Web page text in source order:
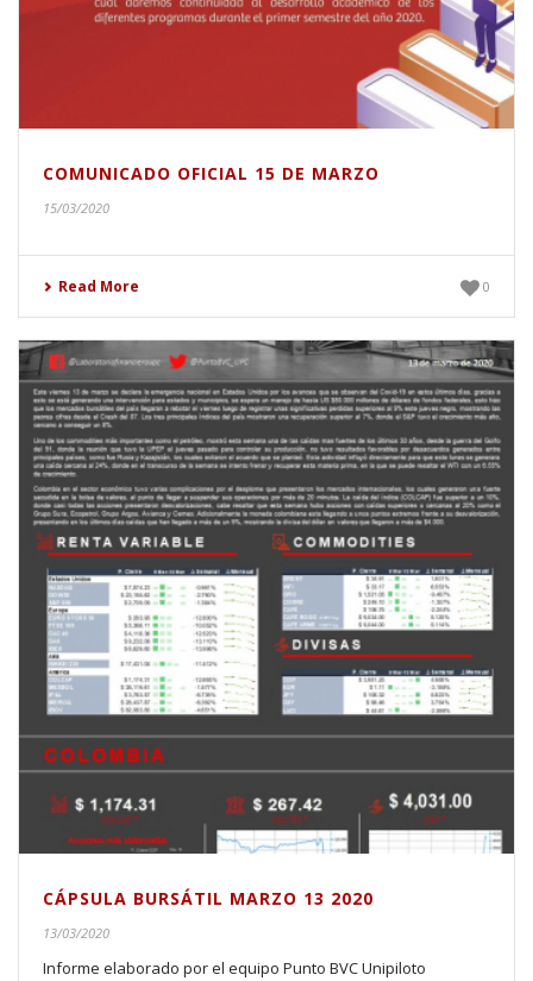
COMUNICADO OFICIAL 15 DE MARZO
15/03/2020
Read More 0
CÁPSULA BURSÁTIL MARZO 13 2020
13/03/2020
Informe elaborado por el equipo Punto BVC Unipiloto